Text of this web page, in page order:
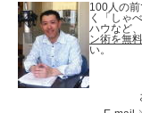
100人の
く「しゃ
ハウなど、
ン術を無
い。